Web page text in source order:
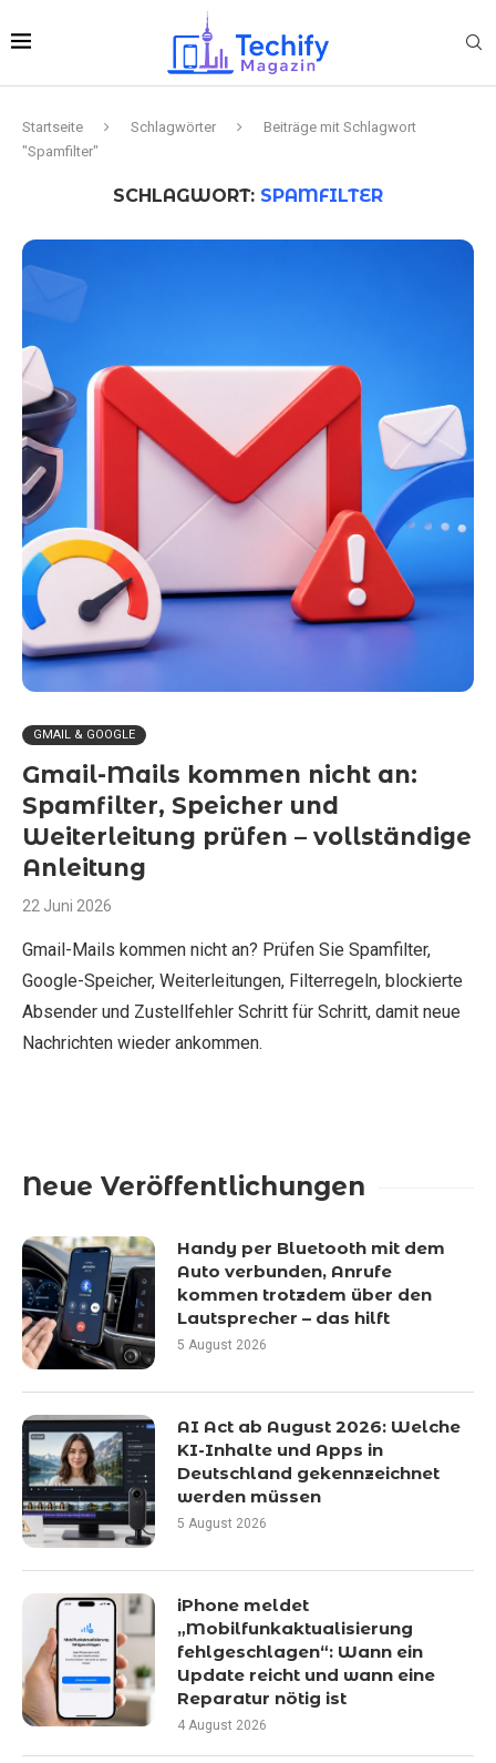
Startseite Schlagwörter
Beiträge mit Schlagwort
"Spamfilter"
SCHLAGWORT: SPAMFILTER
GMAIL & GOOGLE
Gmail-Mails kommen nicht an:
Spamfilter, Speicher und
Weiterleitung prüfen – vollständige
Anleitung
22 Juni 2026
Gmail-Mails kommen nicht an? Prüfen Sie Spamfilter,
Google-Speicher, Weiterleitungen, Filterregeln, blockierte
Absender und Zustellfehler Schritt für Schritt, damit neue
Nachrichten wieder ankommen.
Neue Veröffentlichungen
Handy per Bluetooth mit dem
Auto verbunden, Anrufe
kommen trotzdem über den
Lautsprecher – das hilft
5 August 2026
AI Act ab August 2026: Welche
KI-Inhalte und Apps in
Deutschland gekennzeichnet
werden müssen
5 August 2026
iPhone meldet
„Mobilfunkaktualisierung
fehlgeschlagen“: Wann ein
Update reicht und wann eine
Reparatur nötig ist
4 August 2026